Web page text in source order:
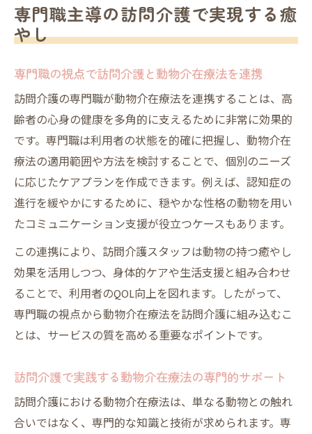
専門職主導の訪問介護で実現する癒
やし
専門職の視点で訪問介護と動物介在療法を連携
訪問介護の専門職が動物介在療法を連携することは、高
齢者の心身の健康を多角的に支えるために非常に効果的
です。専門職は利用者の状態を的確に把握し、動物介在
療法の適用範囲や方法を検討することで、個別のニーズ
に応じたケアプランを作成できます。例えば、認知症の
進行を緩やかにするために、穏やかな性格の動物を用い
たコミュニケーション支援が役立つケースもあります。
この連携により、訪問介護スタッフは動物の持つ癒やし
効果を活用しつつ、身体的ケアや生活支援と組み合わせ
ることで、利用者のQOL向上を図れます。したがって、
専門職の視点から動物介在療法を訪問介護に組み込むこ
とは、サービスの質を高める重要なポイントです。
訪問介護で実践する動物介在療法の専門的サポート
訪問介護における動物介在療法は、単なる動物との触れ
合いではなく、専門的な知識と技術が求められます。専